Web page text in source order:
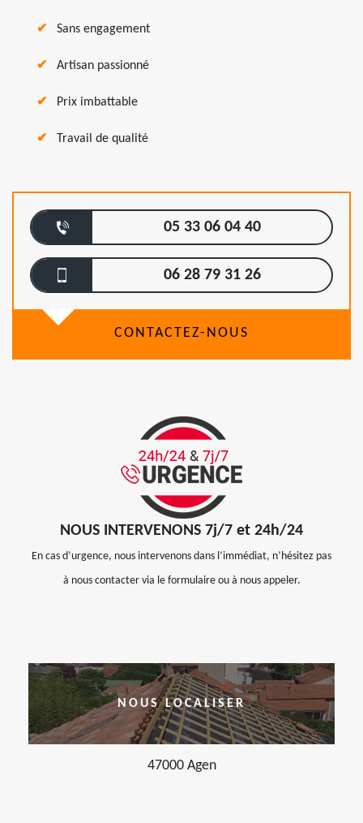
Sans engagement
Artisan passionné
Prix imbattable
Travail de qualité
05 33 06 04 40
06 28 79 31 26
CONTACTEZ-NOUS
NOUS INTERVENONS 7j/7 et 24h/24
En cas d’urgence, nous intervenons dans l’immédiat, n’hésitez pas
à nous contacter via le formulaire ou à nous appeler.
NOUS LOCALISER
47000 Agen